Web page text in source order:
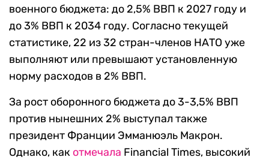
военного бюджета: до 2,5% ВВП к 2027 году и
до 3% ВВП к 2034 году. Согласно текущей
статистике, 22 из 32 стран-членов НАТО уже
выполняют или превышают установленную
норму расходов в 2% ВВП.
За рост оборонного бюджета до 3-3,5% ВВП
против нынешних 2% выступал также
президент Франции Эмманюэль Макрон.
Однако, как отмечала Financial Times, высокий